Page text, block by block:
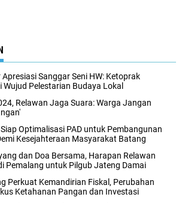
Sanggar Seni HW: Ketoprak
Wujud Pelestarian Budaya Lokal
Relawan Jaga Suara: Warga Jangan
Optimalisasi PAD untuk Pembangunan
Kesejahteraan Masyarakat Batang
dan Doa Bersama, Harapan Relawan
Pemalang untuk Pilgub Jateng Damai
Perkuat Kemandirian Fiskal, Perubahan
Ketahanan Pangan dan Investasi